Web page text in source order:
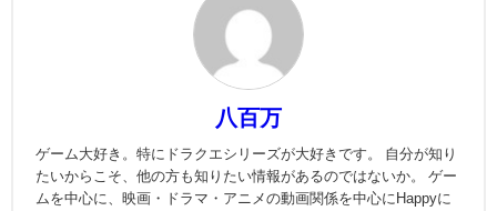
八百万
ゲーム大好き。特にドラクエシリーズが大好きです。 自分が知り
たいからこそ、他の方も知りたい情報があるのではないか。 ゲー
ムを中心に、映画・ドラマ・アニメの動画関係を中心にHappyに